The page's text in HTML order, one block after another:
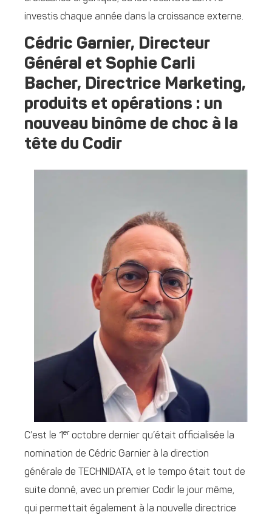
investis chaque année dans la croissance externe.
Cédric Garnier, Directeur
Général et Sophie Carli
Bacher, Directrice Marketing,
produits et opérations : un
nouveau binôme de choc à la
tête du Codir
C’est le 1 er octobre dernier qu’était officialisée la
nomination de Cédric Garnier à la direction
générale de TECHNIDATA, et le tempo était tout de
suite donné, avec un premier Codir le jour même,
qui permettait également à la nouvelle directrice